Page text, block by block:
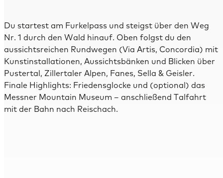
Du startest am Furkelpass und steigst über den Weg
Nr. 1 durch den Wald hinauf. Oben folgst du den
aussichtsreichen Rundwegen (Via Artis, Concordia) mit
Kunstinstallationen, Aussichtsbänken und Blicken über
Pustertal, Zillertaler Alpen, Fanes, Sella & Geisler.
Finale Highlights: Friedensglocke und (optional) das
Messner Mountain Museum – anschließend Talfahrt
mit der Bahn nach Reischach.